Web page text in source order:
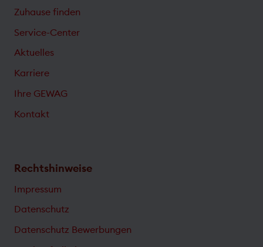
Zuhause finden
Service-Center
Aktuelles
Karriere
Ihre GEWAG
Kontakt
Rechtshinweise
Impressum
Datenschutz
Datenschutz Bewerbungen